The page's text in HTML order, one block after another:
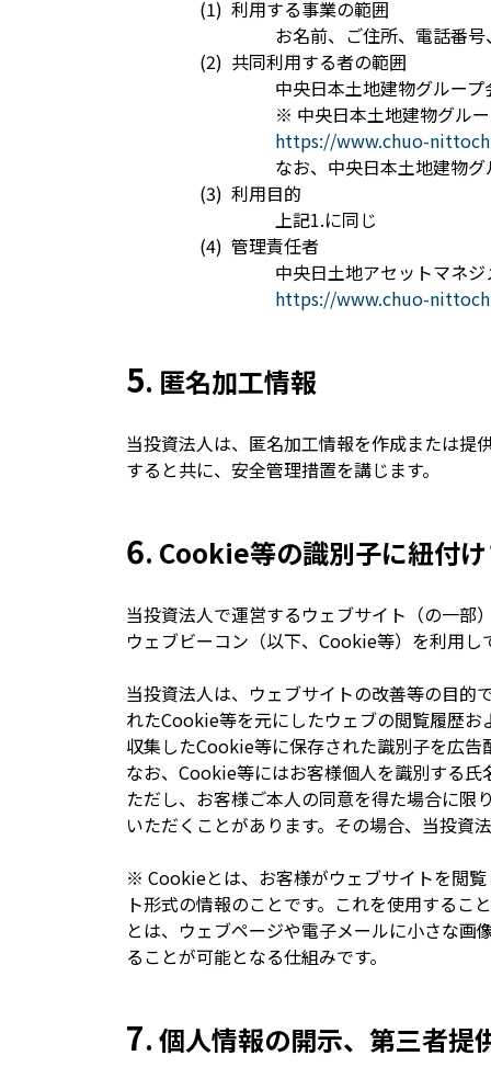
利用する事業の範囲
お名前、ご住所、電話番
共同利用する者の範囲
中央日本土地建物グループ
※ 中央日本土地建物グル
https://www.chuo-
なお、中央日本土地建物
利用目的
上記1.に同じ
管理責任者
中央日土地アセットマネ
https://www.chuo-
5. 匿名加工情報
当投資法人は、匿名加工情報を作成または提
すると共に、安全管理措置を講じます。
6. Cookie等の識別子に紐付
当投資法人で運営するウェブサイト（の一
ウェブビーコン（以下、Cookie等）を利用し
当投資法人は、ウェブサイトの改善等の目的
れたCookie等を元にしたウェブの閲覧履歴
収集したCookie等に保存された識別子を広
なお、Cookie等にはお客様個人を識別する
ただし、お客様ご本人の同意を得た場合に
いただくことがあります。その場合、当投資
※ Cookieとは、お客様がウェブサイトを閲
ト形式の情報のことです。これを使用する
とは、ウェブページや電子メールに小さな
ることが可能となる仕組みです。
7. 個人情報の開示、第三者提